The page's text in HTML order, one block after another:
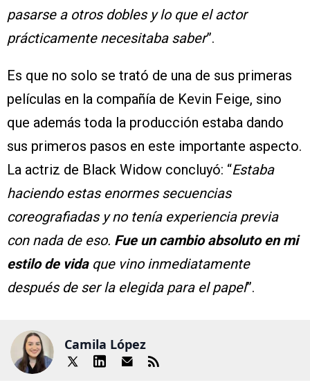
pasarse a otros dobles y lo que el actor
prácticamente necesitaba saber”.
Es que no solo se trató de una de sus primeras
películas en la compañía de Kevin Feige, sino
que además toda la producción estaba dando
sus primeros pasos en este importante aspecto.
La actriz de Black Widow concluyó: “Estaba
haciendo estas enormes secuencias
coreografiadas y no tenía experiencia previa
con nada de eso. Fue un cambio absoluto en mi
estilo de vidaque vino inmediatamente
después de ser la elegida para el papel”.
Camila López